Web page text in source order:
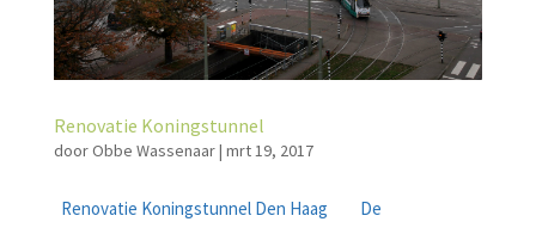
Renovatie Koningstunnel
doorObbe Wassenaar| mrt 19, 2017
Renovatie Koningstunnel Den Haag De